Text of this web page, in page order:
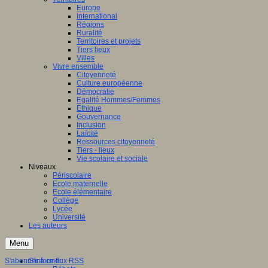
Europe
International
Régions
Ruralité
Territoires et projets
Tiers lieux
Villes
Vivre ensemble
Citoyenneté
Culture européenne
Démocratie
Egalité Hommes/Femmes
Ethique
Gouvernance
Inclusion
Laïcité
Ressources citoyenneté
Tiers - lieux
Vie scolaire et sociale
Niveaux
Périscolaire
Ecole maternelle
Ecole élémentaire
Collège
Lycée
Université
Les auteurs
Menu
S'informer
S'abonner à ce flux RSS